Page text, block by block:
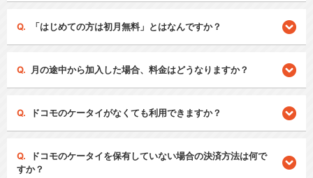
「はじめての方は初月無料」とはなんですか？
月の途中から加入した場合、料金はどうなりますか？
ドコモのケータイがなくても利用できますか？
ドコモのケータイを保有していない場合の決済方法は何で
すか？